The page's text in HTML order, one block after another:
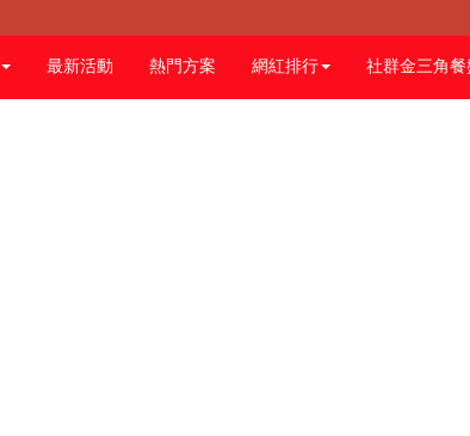
最新活動 熱門方案 網紅排行 社群金三角